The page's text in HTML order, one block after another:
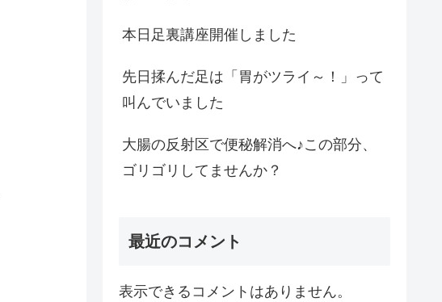
本日足裏講座開催しました
先日揉んだ足は「胃がツライ～！」って
叫んでいました
大腸の反射区で便秘解消へ♪この部分、
ゴリゴリしてませんか？
最近のコメント
表示できるコメントはありません。